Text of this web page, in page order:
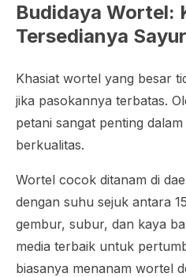
Budidaya Wortel:
Tersedianya
Khasiat wortel yang besar
jika pasokannya terbatas.
petani sangat penting
berkualitas.
Wortel cocok ditanam di
dengan suhu sejuk antara
gembur, subur, dan kaya
media terbaik untuk
biasanya menanam wortel